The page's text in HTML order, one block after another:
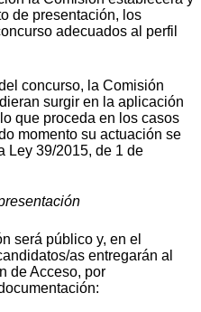
de presentación, los
adecuados al perfil
concurso, la Comisión
surgir en la aplicación
que proceda en los casos
momento su actuación se
Ley 39/2015, de 1 de
será público y, en el
as entregarán al
de Acceso, por